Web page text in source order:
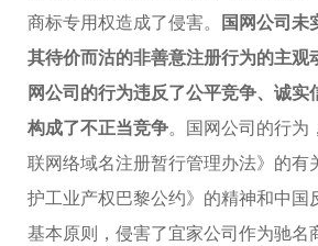
商标专用权造成了侵害。 国网公司未
其待价而沽的非善意注册行为的主观
网公司的行为违反了公平竞争、诚实
构成了不正当竞争。国网公司的行为
联网络域名注册暂行管理办法》的有
护工业产权巴黎公约》的精神和中国
基本原则，侵害了宜家公司作为驰名